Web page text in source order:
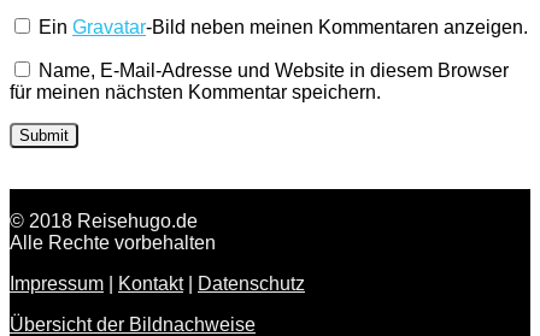
EinGravatar-Bild neben meinen Kommentaren anzeigen.
Name, E-Mail-Adresse und Website in diesem Browser
für meinen nächsten Kommentar speichern.
© 2018 Reisehugo.de
Alle Rechte vorbehalten
Impressum
Kontakt|
Datenschutz
Übersicht der Bildnachweise